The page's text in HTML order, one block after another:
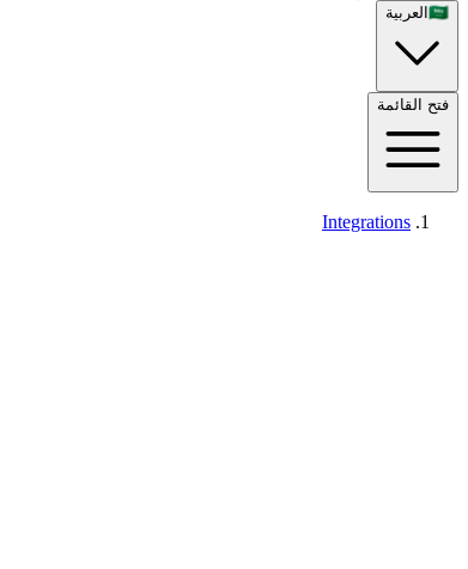
🇸🇦 العربية
فتح القائمة
Integrations